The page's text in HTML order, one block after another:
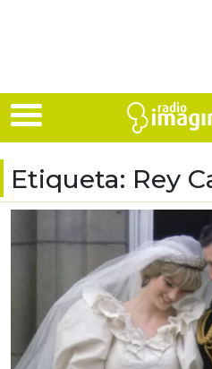
Etiqueta: Rey